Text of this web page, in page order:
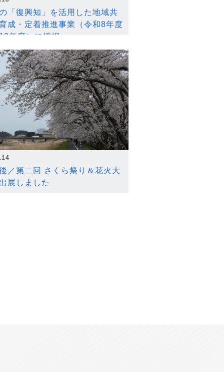
「復興知」を活用した地域共
成・定着推進事業（令和8年度
年度）に採択
／第二回 さくら祭り＆花火大
展しました